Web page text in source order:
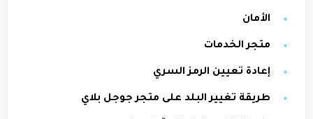
الأمان
متجر الخدمات
إعادة تعيين الرمز السري
طريقة تغيير البلد على متجر جوجل بلاي